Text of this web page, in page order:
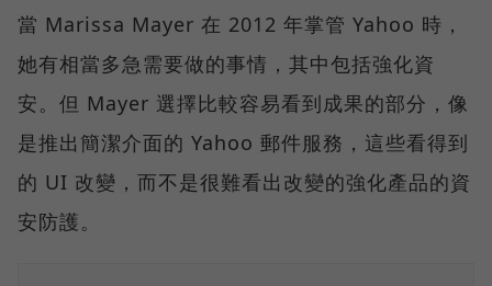
當 Marissa Mayer 在 2012 年掌管 Yahoo 時，
她有相當多急需要做的事情，其中包括強化資
安。但 Mayer 選擇比較容易看到成果的部分，像
是推出簡潔介面的 Yahoo 郵件服務，這些看得到
的 UI 改變，而不是很難看出改變的強化產品的資
安防護。